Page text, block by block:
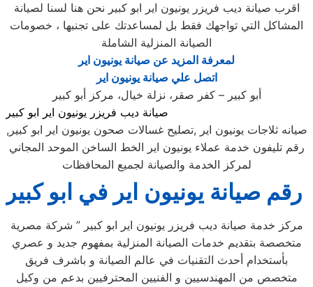
اقرب صيانة ديب فريزر يونيون اير ابو كبير نحن هنا لسنا لصيانة
المشاكل التي تواجهك فقط بل لمساعدتك على تجنبها ، خصومات
الصيانة المنزلية الشاملة
لمعرفة المزيد عن صيانة يونيون اير
اتصل علي صيانة يونيون اير
أبو كبير – كفر صقر، نزلة خيال، مركز أبو كبير
صيانة ديب فريزر يونيون اير ابو كبير
صيانه ثلاجات يونيون اير ,تصليح غسالات صحون يونيون اير ابو كبير,
رقم تليفون خدمة عملاء يونيون اير الخط الساخن الموحد المجاني
لمركز الخدمة والصيانة لجميع المحافظات
مركز خدمة صيانة ديب فريزر يونيون اير ابو كبير ” شركة مصرية
متخصصة بتقديم خدمات الصيانة المنزلية بمفهوم جديد و عصري
بأستخدام أحدث التقنيات في عالم الصيانة و باشرف فريق
متخصص من المهندسيين و الفنيين المحترفيين بدعم من وكيل